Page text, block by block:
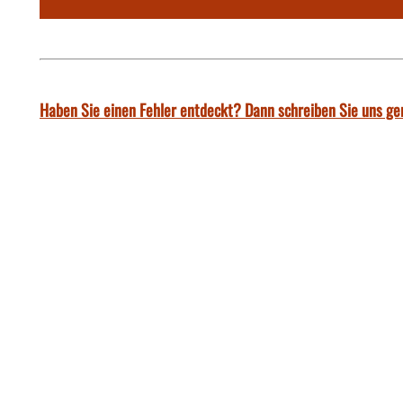
Haben Sie einen Fehler entdeckt? Dann schreiben Sie uns